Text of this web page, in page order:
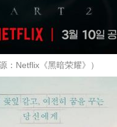
：Netflix《黑暗荣耀》）